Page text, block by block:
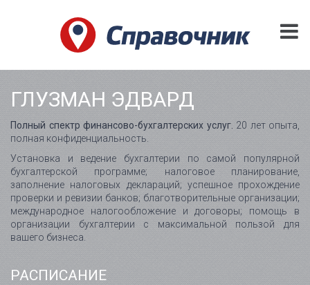
ГЛУЗМАН ЭДВАРД
Полный спектр финансово-бухгалтерских услуг. 20 лет опыта,
полная конфиденциальность.
Установка и ведение бухгалтерии по самой популярной
бухгалтерской программе; налоговое планирование,
заполнение налоговых деклараций; успешное прохождение
проверки и ревизии банков; благотворительные организации;
международное налогообложение и договоры; помощь в
организации бухгалтерии с максимальной пользой для
вашего бизнеса.
РАСПИСАНИЕ